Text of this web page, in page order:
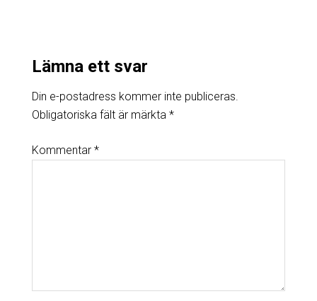
Lämna ett svar
Din e-postadress kommer inte publiceras.
Obligatoriska fält är märkta *
Kommentar *